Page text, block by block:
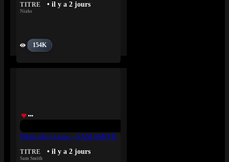
TITRE • il y a 2 jours
Niaks
154K
When He’s Gone – SAM SMITH
TITRE • il y a 2 jours
Sam Smith